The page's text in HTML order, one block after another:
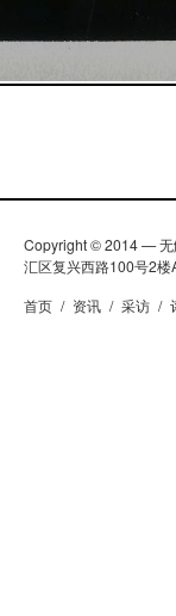
Copyright © 2014 — 无
汇区复兴西路100号2楼
首页 / 资讯 / 采访 /